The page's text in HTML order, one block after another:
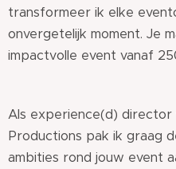
transformeer ik elke
onvergetelijk moment. Je
impactvolle event vanaf
Als experience(d) director
Productions pak ik graag
ambities rond jouw event